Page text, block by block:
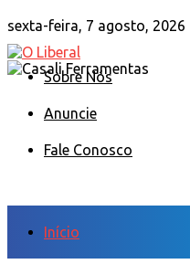
sexta-feira, 7 agosto, 2026
Sobre Nós
Anuncie
Fale Conosco
Início